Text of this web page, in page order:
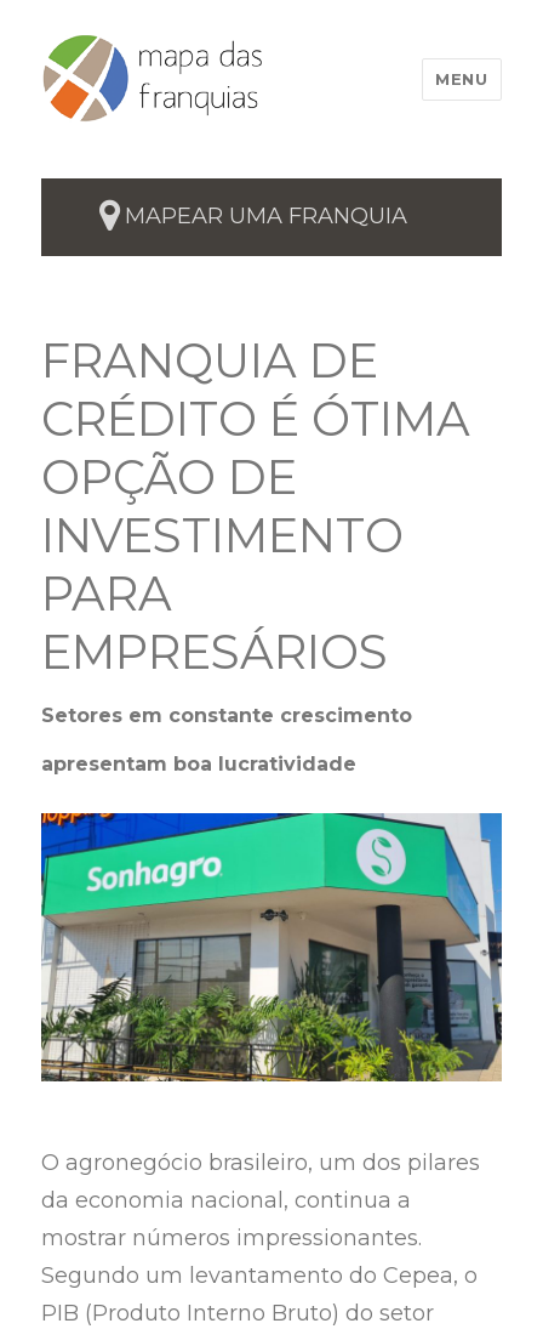
MENU
MAPEAR UMA FRANQUIA
FRANQUIA DE
CRÉDITO É ÓTIMA
OPÇÃO DE
INVESTIMENTO
PARA
EMPRESÁRIOS
Setores em constante crescimento
apresentam boa lucratividade
O agronegócio brasileiro, um dos pilares
da economia nacional, continua a
mostrar números impressionantes.
Segundo um levantamento do Cepea, o
PIB (Produto Interno Bruto) do setor